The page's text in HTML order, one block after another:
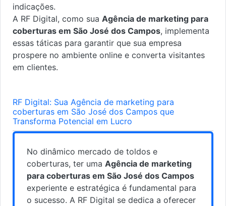
indicações.
A RF Digital, como sua Agência de marketing para
coberturas em São José dos Campos, implementa
essas táticas para garantir que sua empresa
prospere no ambiente online e converta visitantes
em clientes.
RF Digital: Sua Agência de marketing para
coberturas em São José dos Campos que
Transforma Potencial em Lucro
No dinâmico mercado de toldos e
coberturas, ter uma Agência de marketing
para coberturas em São José dos Campos
experiente e estratégica é fundamental para
o sucesso. A RF Digital se dedica a oferecer